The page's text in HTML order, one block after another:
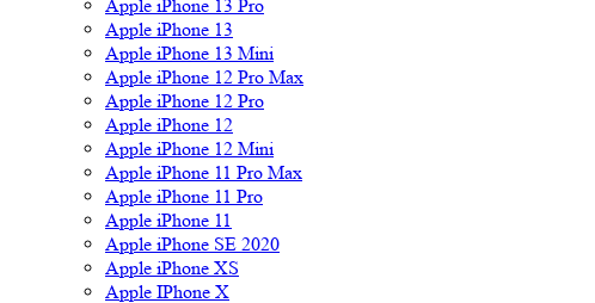
Apple iPhone 13 Pro
Apple iPhone 13
Apple iPhone 13 Mini
Apple iPhone 12 Pro Max
Apple iPhone 12 Pro
Apple iPhone 12
Apple iPhone 12 Mini
Apple iPhone 11 Pro Max
Apple iPhone 11 Pro
Apple iPhone 11
Apple iPhone SE 2020
Apple iPhone XS
Apple IPhone X